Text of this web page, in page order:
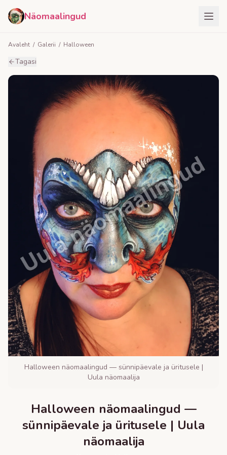
Näomaalingud
Avaleht / Galerii / Halloween
Tagasi
Halloween näomaalingud — sünnipäevale ja üritusele |
Uula näomaalija
Halloween näomaalingud —
sünnipäevale ja üritusele | Uula
näomaalija